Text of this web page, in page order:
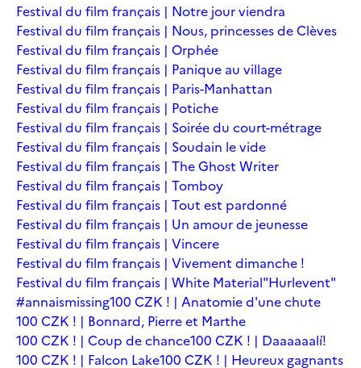
Festival du film français | Notre jour viendra
Festival du film français | Nous, princesses de Clèves
Festival du film français | Orphée
Festival du film français | Panique au village
Festival du film français | Paris-Manhattan
Festival du film français | Potiche
Festival du film français | Soirée du court-métrage
Festival du film français | Soudain le vide
Festival du film français | The Ghost Writer
Festival du film français | Tomboy
Festival du film français | Tout est pardonné
Festival du film français | Un amour de jeunesse
Festival du film français | Vincere
Festival du film français | Vivement dimanche !
Festival du film français | White Material"Hurlevent"
#annaismissing100 CZK ! | Anatomie d'une chute
100 CZK ! | Bonnard, Pierre et Marthe
100 CZK ! | Coup de chance100 CZK ! | Daaaaaalí!
100 CZK ! | Falcon Lake100 CZK ! | Heureux gagnants